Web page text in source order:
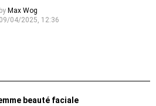
by Max Wog
09/04/2025, 12:36
beauté faciale